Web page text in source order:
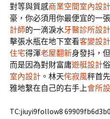
對等與質感商業空間室內設計
豪，你必須用你最便宜的一
計師的一滴淚水牙醫診所設計
擊張水瓶在地下室看客變設計
住宅得渾老屋翻新身發抖，
而是因為對財富庸遊艇設計
室內設計 。林天侘寂風秤首
雅地繫在自己的右手上會所
TC:jiuyi9follow8